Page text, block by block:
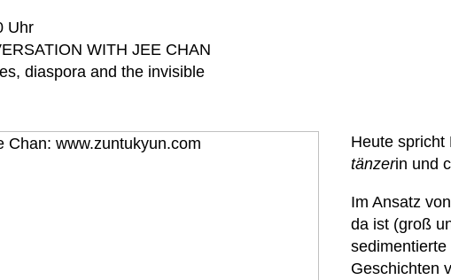
Uhr
WITH JEE CHAN
diaspora and the invisible
Heute spricht
tänzerin und
Im Ansatz
da ist (groß
Geschichten